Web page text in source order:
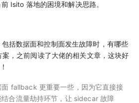
Isito 落地的困境和解决思路。
括数据面和控制面发生故障时，有哪些
，之前阅读了大佬的相关文章，这块好
面 fallback 更重要一些，因为它直接接
合流量劫持环节，让 sidecar 故障